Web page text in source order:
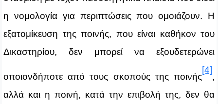
η νομολογία για περιπτώσεις που ομοιάζουν. Η
εξατομίκευση της ποινής, που είναι καθήκον του
Δικαστηρίου, δεν μπορεί να εξουδετερώνει
οποιονδήποτε από τους σκοπούς της ποινής
[4]
,
αλλά και η ποινή, κατά την επιβολή της, δεν θα